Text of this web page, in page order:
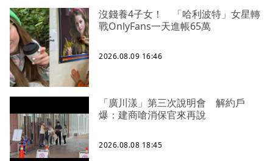
沒錢養4子女！ 「哈利波特」女星轉
戰OnlyFans一天進帳65萬
2026.08.09 16:46
「廣川漾」第三次說明會 解約戶
爆：建商嗆消保官來再說
2026.08.08 18:45